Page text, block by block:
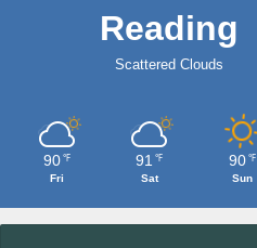
Reading
Scattered Clouds
90 ℉
Fri
91 ℉
Sat
90 ℉
Sun